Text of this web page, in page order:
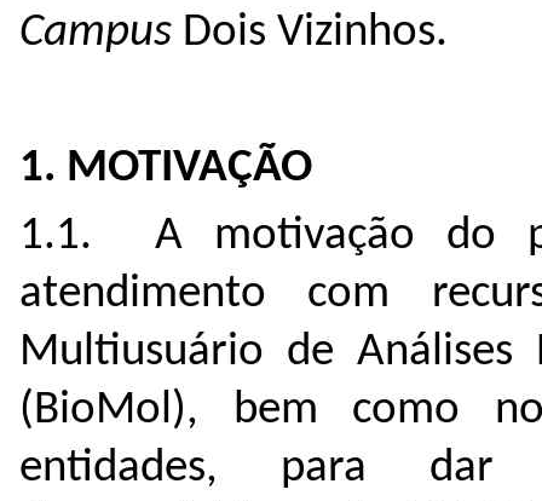
Campus Dois Vizinhos.
1. MOTIVAÇÃO
1.1. A motivação do
atendimento com
Multiusuário de Análises
(BioMol), bem como
entidades, para dar